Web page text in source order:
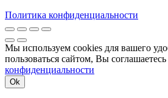
Политика конфиденциальности
Мы используем cookies для вашего
пользоваться сайтом, Вы
конфиденциальности
Ok